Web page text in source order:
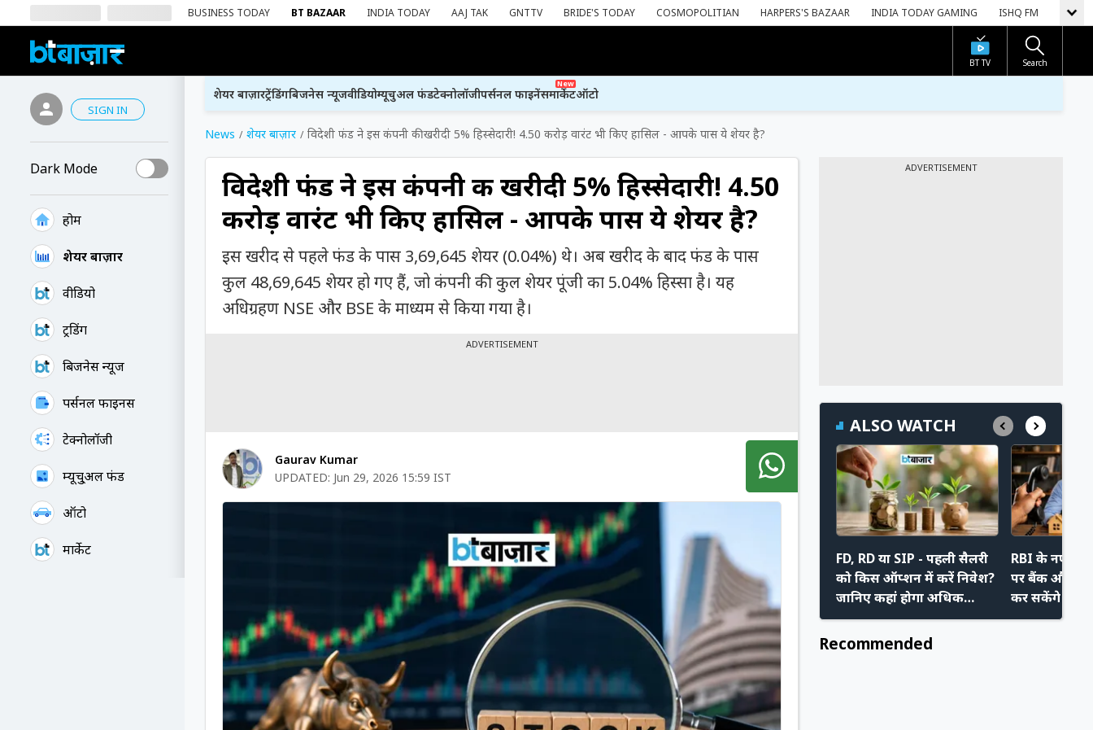
BUSINESS TODAY BT BAZAAR INDIA TODAY AAJ TAK GNTTV BRIDE'S TODAY COSMOPOLITIAN HARPERS'S BAZAAR INDIA TODAY GAMING ISHQ FM
BT TV Search
SIGN IN
Dark Mode
होम
शेयर बाज़ार
वीडियो
ट्रेंडिंग
बिजनेस न्यूज
पर्सनल फाइनेंस
टेक्नोलॉजी
म्यूचु्अल फंड
ऑटो
मार्केट
शेयर बाज़ारट्रेंडिंगबिजनेस न्यूजवीडियोम्यूचुअल फंडटेक्नोलॉजीपर्सनल फाइनेंस
New
मार्केटऑटो
News शेयर बाज़ार विदेशी फंड ने इस कंपनी की खरीदी 5% हिस्सेदारी! 4.50 करोड़ वारंट भी किए हासिल - आपके पास ये शेयर है?
विदेशी फंड ने इस कंपनी की खरीदी 5% हिस्सेदारी! 4.50
करोड़ वारंट भी किए हासिल - आपके पास ये शेयर है?
इस खरीद से पहले फंड के पास 3,69,645 शेयर (0.04%) थे। अब खरीद के बाद फंड के पास
कुल 48,69,645 शेयर हो गए हैं, जो कंपनी की कुल शेयर पूंजी का 5.04% हिस्सा है। यह
अधिग्रहण NSE और BSE के माध्यम से किया गया है।
ADVERTISEMENT
Gaurav Kumar
UPDATED: Jun 29, 2026 15:59 IST
ADVERTISEMENT
ALSO WATCH
FD, RD या SIP - पहली सैलरी
को किस ऑप्शन में करें निवेश?
जानिए कहां होगा अधिक
फायदा
RBI के नए
पर बैंक और
कर सकेंगे
अपने नए
Recommended